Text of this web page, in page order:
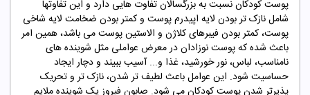
پوست کودکان نسبت به بزرگسالان تفاوت هایی دارد و این تفاوتها
شامل نازک تر بودن لایه اپیدرم پوست و کمتر بودن ضخامت لایه شاخی
پوست، کمتر بودن فیبرهای کلاژن و الاستین پوست می باشد، همین امر
باعث شده که پوست نوزادان در معرض عواملی مثل شوینده های
نامناسب، لباس، نور خورشید، غذا و... آسیب ببیند و دچار ایجاد
حساسیت شود. این عوامل باعث لطیف تر شدن، نازک تر و تحریک
پذیرتر شدن پوست کودکان می شود. صابون فیروز یک شوینده ملایم